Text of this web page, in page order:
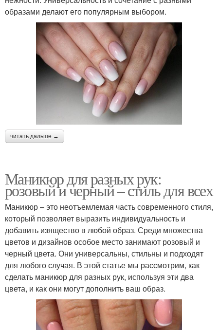
образами делают его популярным выбором.
читать дальше →
Маникюр для разных рук:
розовый и черный – стиль для всех
Маникюр – это неотъемлемая часть современного стиля,
который позволяет выразить индивидуальность и
добавить изящество в любой образ. Среди множества
цветов и дизайнов особое место занимают розовый и
черный цвета. Они универсальны, стильны и подходят
для любого случая. В этой статье мы рассмотрим, как
сделать маникюр для разных рук, используя эти два
цвета, и как они могут дополнить ваш образ.